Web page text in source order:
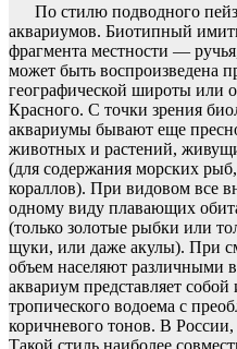
По стилю подводного
аквариумов. Биотипный
фрагмента местности —
может быть воспроизведена
географической широты или
Красного. С точки зрения
аквариумы бывают еще
животных и растений,
(для содержания морских
кораллов). При видовом все
одному виду плавающих
(только золотые рыбки или
щуки, или даже акулы). При
объем населяют различными
аквариум представляет
тропического водоема с
коричневого тонов. В
Такой стиль наиболее